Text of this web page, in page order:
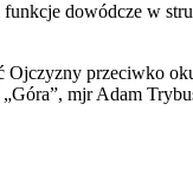
funkcje dowódcze w
Ojczyzny przeciwko
mjr Adam